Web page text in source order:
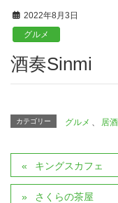
2022年8月3日
グルメ
酒奏Sinmi
カテゴリー グルメ 居
キングスカフェ
さくらの茶屋